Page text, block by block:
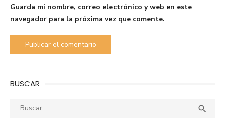
Guarda mi nombre, correo electrónico y web en este
navegador para la próxima vez que comente.
BUSCAR
Buscar: 